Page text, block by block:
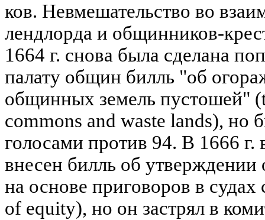
ков. Невмешательство во
лендлорда и общинников-
1664 г. снова была сделана
палату общин билль "об
общинных земель пустошей"
commons and waste lands), но
голосами против 94. В 1666 г.
внесен билль об
на основе приговоров в
of equity), но он застрял в